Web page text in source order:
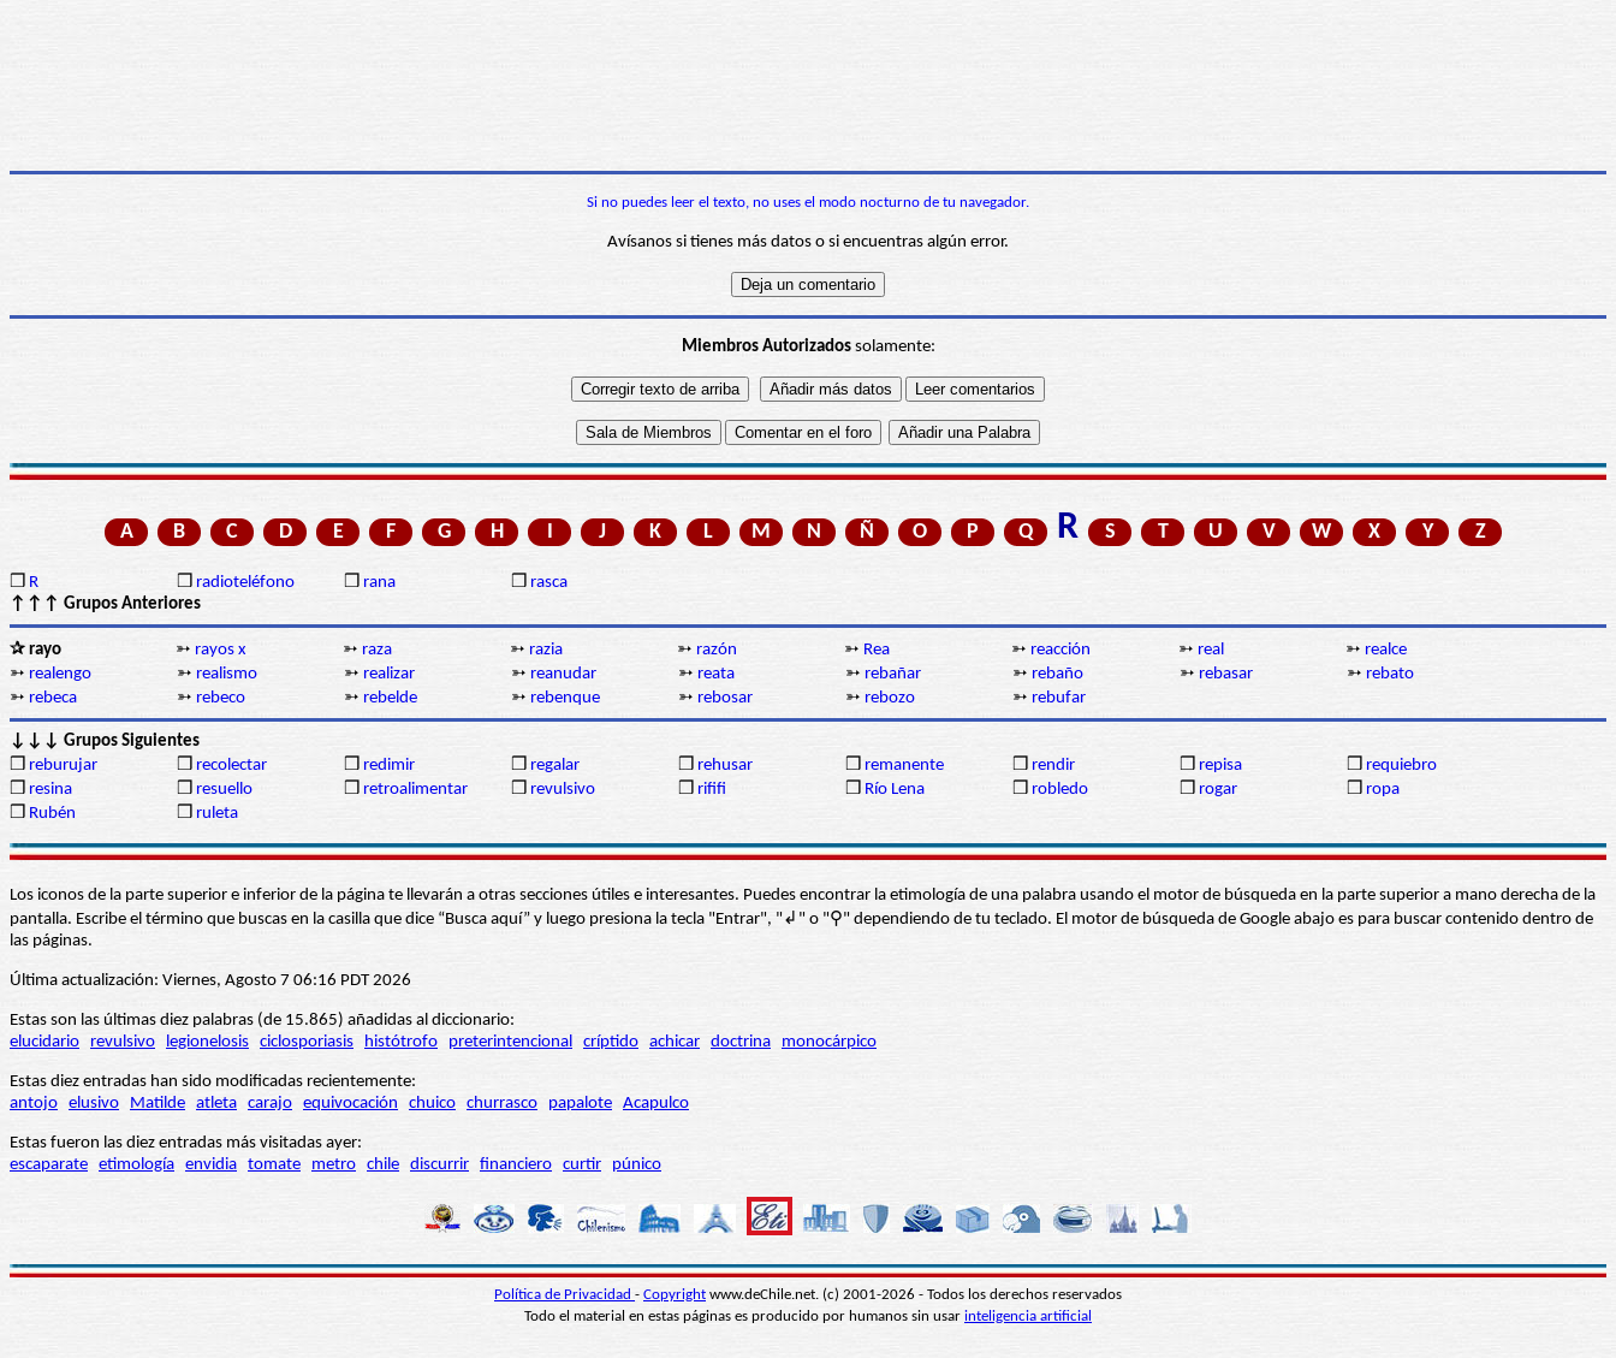
Si no puedes leer el texto, no uses el modo nocturno de tu navegador.
Avísanos si tienes más datos o si encuentras algún error.
Miembros Autorizadossolamente:
A B C D E F G H J K L M N Ñ O P Q R S T U V W X Y Z
❒ R ❒ radioteléfono ❒ rana ❒ rasca
↑↑↑ Grupos Anteriores
✰ rayo ➳ rayos x ➳ raza ➳ razia ➳ razón ➳ Rea ➳ reacción ➳ real ➳ realce
➳ realengo ➳ realismo ➳ realizar ➳ reanudar ➳ reata ➳ rebañar ➳ rebaño ➳ rebasar ➳ rebato
➳ rebeca ➳ rebeco ➳ rebelde ➳ rebenque ➳ rebosar ➳ rebozo ➳ rebufar
↓↓↓ Grupos Siguientes
❒ reburujar ❒ recolectar ❒ redimir ❒ regalar ❒ rehusar ❒ remanente ❒ rendir ❒ repisa ❒ requiebro
❒ resina ❒ resuello ❒ retroalimentar ❒ revulsivo ❒ rififi ❒ Río Lena ❒ robledo ❒ rogar ❒ ropa
❒ Rubén ❒ ruleta
Los iconos de la parte superior e inferior de la página te llevarán a otras secciones útiles e interesantes. Puedes encontrar la etimología de una palabra usando el motor de búsqueda en la parte superior a mano derecha de la
pantalla. Escribe el término que buscas en la casilla que dice “Busca aquí” y luego presiona la tecla "Entrar", "↲" o "⚲" dependiendo de tu teclado. El motor de búsqueda de Google abajo es para buscar contenido dentro de
las páginas.
Última actualización: Viernes, Agosto 7 06:16 PDT 2026
Estas son las últimas diez palabras (de 15.865) añadidas al diccionario:
elucidario
revulsivo legionelosis ciclosporiasis histótrofo preterintencional críptido achicar doctrina monocárpico
Estas diez entradas han sido modificadas recientemente:
antojo elusivo Matilde atleta carajo equivocación chuico churrasco papalote Acapulco
Estas fueron las diez entradas más visitadas ayer:
escaparate etimología envidia tomate metro chile discurrir financiero curtir púnico
Política de Privacidad - Copyright www.deChile.net. (c) 2001-2026 - Todos los derechos reservados
Todo el material en estas páginas es producido por humanos sin usar inteligencia artificial